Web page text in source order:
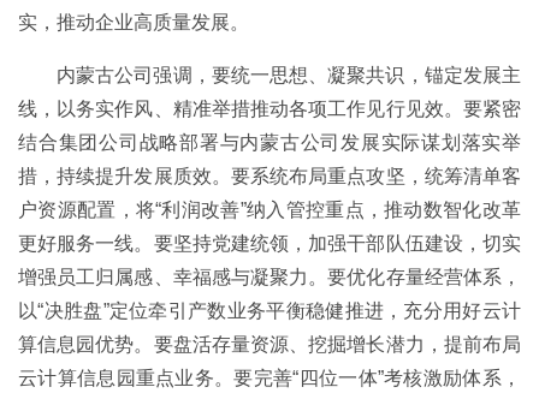
实，推动企业高质量发展。
内蒙古公司强调，要统一思想、凝聚共识，锚定发展主
线，以务实作风、精准举措推动各项工作见行见效。要紧密
结合集团公司战略部署与内蒙古公司发展实际谋划落实举
措，持续提升发展质效。要系统布局重点攻坚，统筹清单客
户资源配置，将“利润改善”纳入管控重点，推动数智化改革
更好服务一线。要坚持党建统领，加强干部队伍建设，切实
增强员工归属感、幸福感与凝聚力。要优化存量经营体系，
以“决胜盘”定位牵引产数业务平衡稳健推进，充分用好云计
算信息园优势。要盘活存量资源、挖掘增长潜力，提前布局
云计算信息园重点业务。要完善“四位一体”考核激励体系，